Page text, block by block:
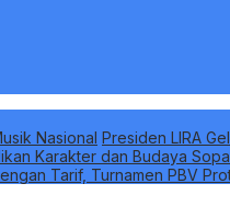
Nasional Presiden LIRA
Karakter dan Budaya
Tarif, Turnamen PBV